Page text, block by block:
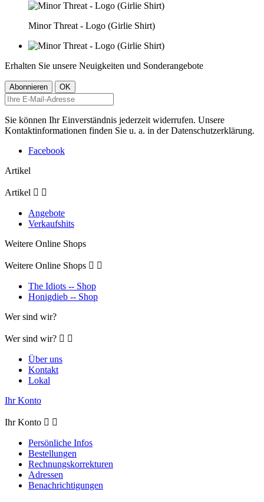
Minor Threat - Logo (Girlie Shirt)
Erhalten Sie unsere Neuigkeiten und Sonderangebote
Sie können Ihr Einverständnis jederzeit widerrufen. Unsere
Kontaktinformationen finden Sie u. a. in der Datenschutzerklärung.
Facebook
Artikel
Artikel  
Angebote
Verkaufshits
Weitere Online Shops
Weitere Online Shops  
The Idiots -- Shop
Honigdieb -- Shop
Wer sind wir?
Wer sind wir?  
Über uns
Kontakt
Lokal
Ihr Konto
Ihr Konto  
Persönliche Infos
Bestellungen
Rechnungskorrekturen
Adressen
Benachrichtigungen